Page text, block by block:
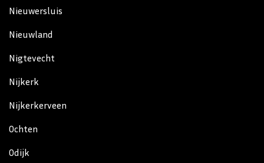
Nieuwersluis
Nieuwland
Nigtevecht
Nijkerk
Nijkerkerveen
Ochten
Odijk